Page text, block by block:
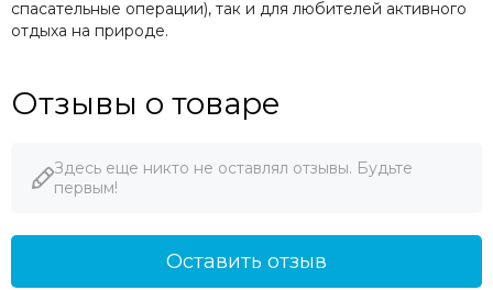
спасательные операции), так и для любителей активного
отдыха на природе.
Отзывы о товаре
Здесь еще никто не оставлял отзывы. Будьте
первым!
Оставить отзыв